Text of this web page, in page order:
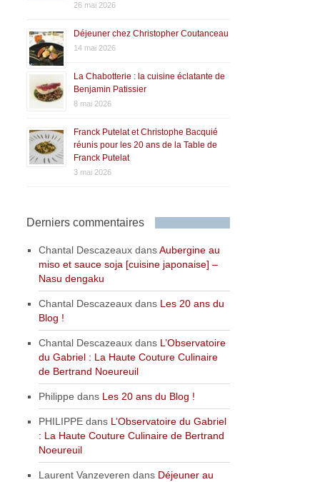
26 mai 2026
Déjeuner chez Christopher Coutanceau
14 mai 2026
La Chabotterie : la cuisine éclatante de
Benjamin Patissier
8 mai 2026
Franck Putelat et Christophe Bacquié
réunis pour les 20 ans de la Table de
Franck Putelat
3 mai 2026
Derniers commentaires
Chantal Descazeaux dansAubergine au
miso et sauce soja [cuisine japonaise] –
Nasu dengaku
Chantal Descazeaux dans Les 20 ans du
Blog !
Chantal Descazeaux dans L’Observatoire
du Gabriel : La Haute Couture Culinaire
de Bertrand Noeureuil
Philippe dans Les 20 ans du Blog !
PHILIPPE dans L’Observatoire du Gabriel
: La Haute Couture Culinaire de Bertrand
Noeureuil
Laurent Vanzeveren dans Déjeuner au